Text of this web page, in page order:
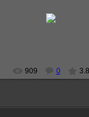
909 0 3.8